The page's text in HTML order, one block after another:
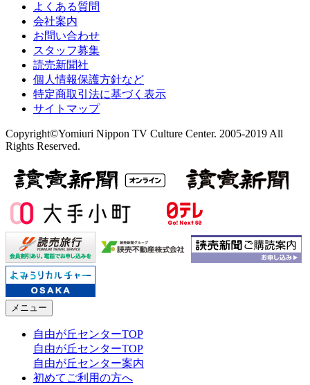
よくある質問
会社案内
お問い合わせ
スタッフ募集
読売新聞社
個人情報保護方針など
特定商取引法に基づく表示
サイトマップ
Copyright©Yomiuri Nippon TV Culture Center. 2005-2019 All
Rights Reserved.
メニュー
自由が丘センターTOP
自由が丘センターTOP
自由が丘センター案内
初めてご利用の方へ